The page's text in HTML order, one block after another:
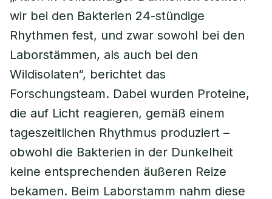
wir bei den Bakterien 24-stündige
Rhythmen fest, und zwar sowohl bei den
Laborstämmen, als auch bei den
Wildisolaten“, berichtet das
Forschungsteam. Dabei wurden Proteine,
die auf Licht reagieren, gemäß einem
tageszeitlichen Rhythmus produziert –
obwohl die Bakterien in der Dunkelheit
keine entsprechenden äußeren Reize
bekamen. Beim Laborstamm nahm diese